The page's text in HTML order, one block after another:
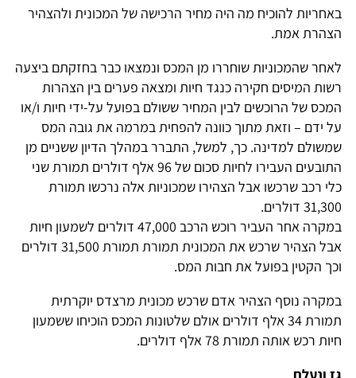
באחריות להוכיח מה היה מחיר הרכישה של המכונית ולהצהיר
הצהרת אמת.
לאחר שהמכוניות שוחררו מן המכס ונמצאו כבר בחזקתם ביצעה
רשות המיסים חקירה כנגד חיות ומצאה פערים בין הצהרות
המכס של הרוכשים לבין המחיר ששולם בפועל על-ידי חיות ו/או
על ידם – וזאת מתוך כוונה להפחית במרמה את גובה המס
שמשולם למדינה. כך, למשל, התברר במהלך הדיון ששניים מן
התובעים העבירו לחיות סכום של 96 אלף דולרים תמורת שני
כלי רכב שרכשו אבל הצהירו שמכוניות אלה נרכשו תמורת
31,300 דולרים.
במקרה אחר העביר רוכש הרכב 47,000 דולרים לשמעון חיות
אבל הצהיר שרכש את המכונית תמורת תמורת 31,500 דולרים
וכך הקטין בפועל את חבות המס.
במקרה נוסף הצהיר אדם שרכש מכונית מרצדס יוקרתית
תמורת 34 אלף דולרים אולם שלטונות המכס הוכיחו ששמעון
חיות רכש אותה תמורת 78 אלף דולרים.
גז ונעלם